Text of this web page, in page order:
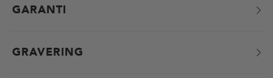
GARANTI
GRAVERING